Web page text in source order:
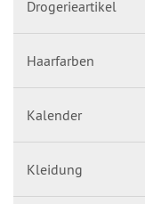
Drogerieartikel
Haarfarben
Kalender
Kleidung